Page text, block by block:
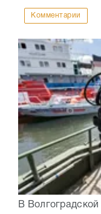
Комментарии
В